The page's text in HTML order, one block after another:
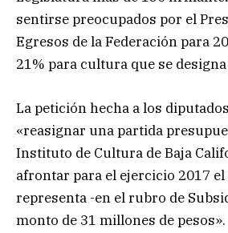
sentirse preocupados por el
Egresos de la Federación para
21% para cultura que se
La petición hecha a los
«reasignar una partida
Instituto de Cultura de Baja
afrontar para el ejercicio 2017
representa -en el rubro de
monto de 31 millones de pesos».